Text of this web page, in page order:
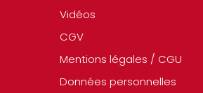
Vidéos
CGV
Mentions légales / CGU
Données personnelles